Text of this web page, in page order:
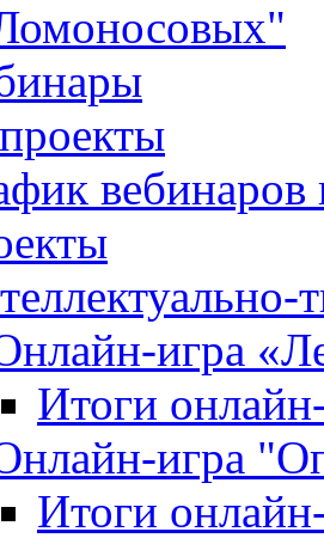
игра
Итоги
игра
Итоги